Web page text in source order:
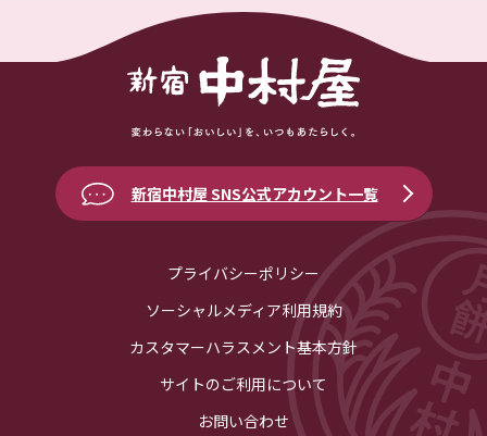
新宿中村屋 SNS公式アカウント一覧
プライバシーポリシー
ソーシャルメディア利用規約
カスタマーハラスメント基本方針
サイトのご利用について
お問い合わせ